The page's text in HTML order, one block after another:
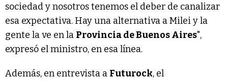
sociedad y nosotros tenemos el deber de canalizar
esa expectativa. Hay una alternativa a Milei y la
gente la ve en la Provincia de Buenos Aires",
expresó el ministro, en esa línea.
Además, en entrevista a Futurock, el